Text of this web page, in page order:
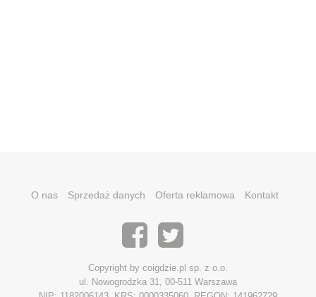
O nas Sprzedaż danych Oferta reklamowa Kontakt
Copyright by coigdzie.pl sp. z o.o.
ul. Nowogrodzka 31, 00-511 Warszawa